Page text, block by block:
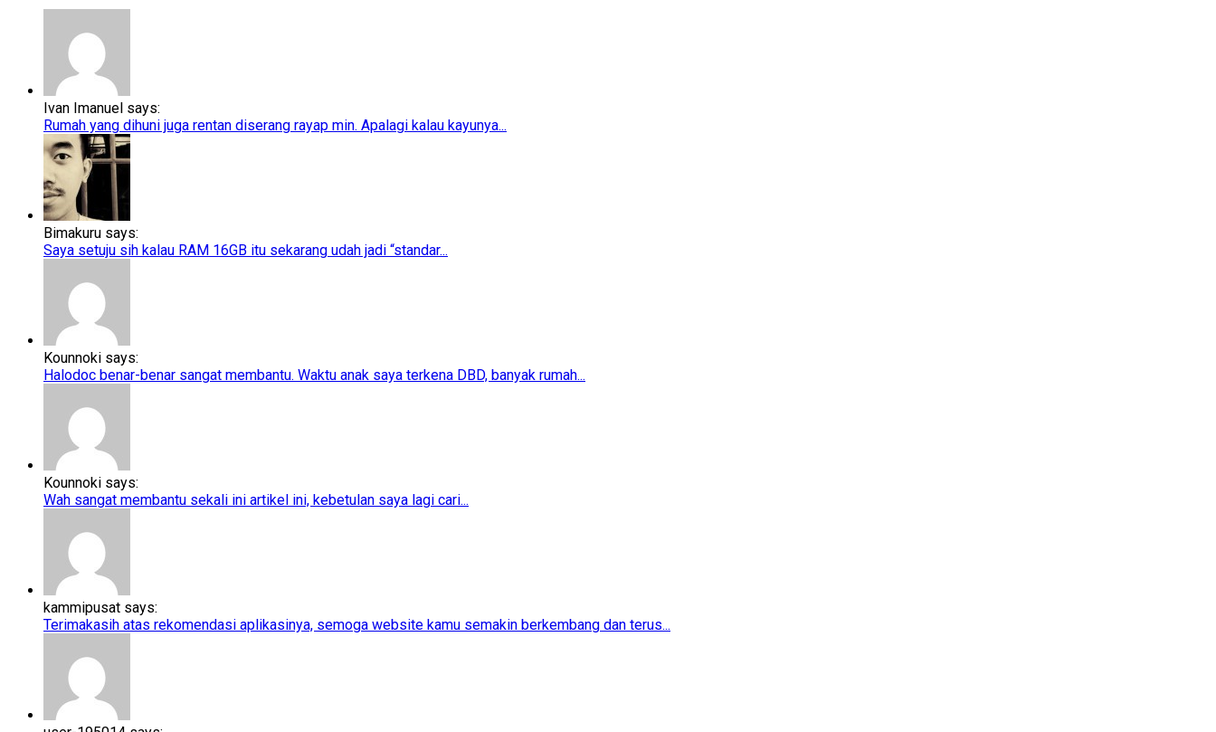
Ivan Imanuel says:
Rumah yang dihuni juga rentan diserang rayap min. Apalagi kalau kayunya...
Bimakuru says:
Saya setuju sih kalau RAM 16GB itu sekarang udah jadi “standar...
Kounnoki says:
Halodoc benar-benar sangat membantu. Waktu anak saya terkena DBD, banyak rumah...
Kounnoki says:
Wah sangat membantu sekali ini artikel ini, kebetulan saya lagi cari...
kammipusat says:
Terimakasih atas rekomendasi aplikasinya, semoga website kamu semakin berkembang dan terus...